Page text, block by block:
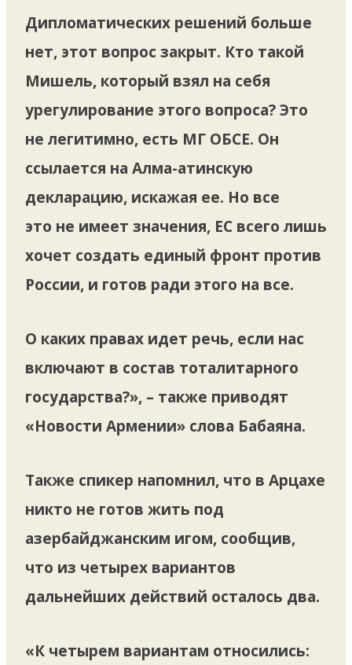
Дипломатических решений больше
нет, этот вопрос закрыт. Кто такой
Мишель, который взял на себя
урегулирование этого вопроса? Это
не легитимно, есть МГ ОБСЕ. Он
ссылается на Алма-атинскую
декларацию, искажая ее. Но все
это не имеет значения, ЕС всего лишь
хочет создать единый фронт против
России, и готов ради этого на все.
О каких правах идет речь, если нас
включают в состав тоталитарного
государства?», – также приводят
«Новости Армении» слова Бабаяна.
Также спикер напомнил, что в Арцахе
никто не готов жить под
азербайджанским игом, сообщив,
что из четырех вариантов
дальнейших действий осталось два.
«К четырем вариантам относились: